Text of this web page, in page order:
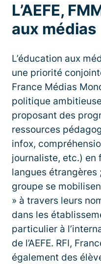
L’AEFE,
aux médias
L’éducation aux
une priorité
France Médias
politique
proposant des
ressources
infox,
journaliste, etc.) en
langues étrangères
groupe se
» à travers leurs
dans les
particulier à
de l’AEFE. RFI,
également des